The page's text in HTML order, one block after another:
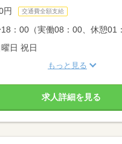
円 交通費全額支給
：00（実働08：00、休憩01
日 祝日
もっと見る
求人詳細を見る